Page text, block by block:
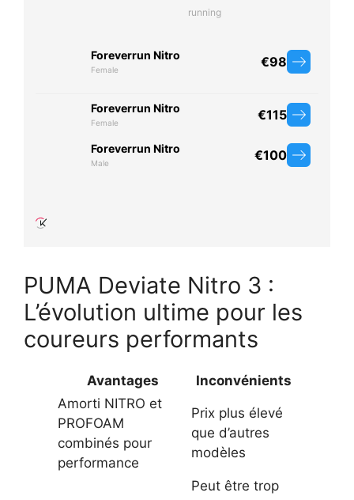
PUMA Deviate Nitro 3 :
L’évolution ultime pour les
coureurs performants
Avantages
Inconvénients
Amorti NITRO et
PROFOAM
combinés pour
performance
Prix plus élevé
que d’autres
modèles
Peut être trop